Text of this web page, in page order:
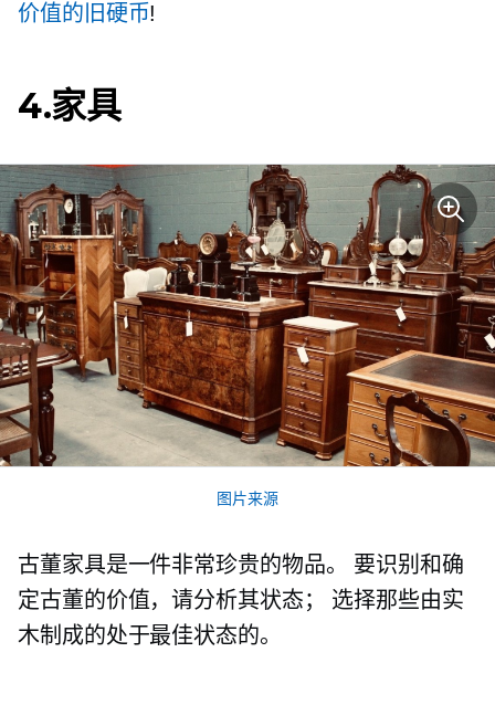
价值的旧硬币!
4.家具
图片来源
古董家具是一件非常珍贵的物品。 要识别和确
定古董的价值，请分析其状态； 选择那些由实
木制成的处于最佳状态的。